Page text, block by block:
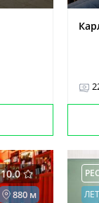
10.0
880 м